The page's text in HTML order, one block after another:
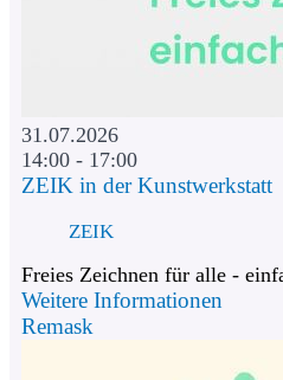
31.07.2026
14:00 - 17:00
ZEIK in der Kunstwerkstatt
ZEIK
Freies Zeichnen für alle -
Weitere Informationen
Remask